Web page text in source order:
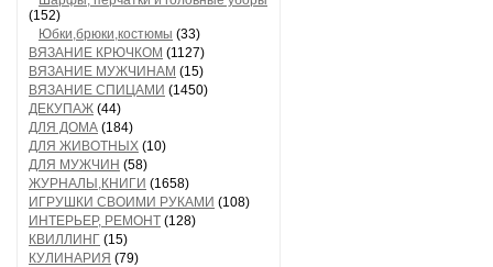
(152)
Юбки,брюки,костюмы (33)
ВЯЗАНИЕ КРЮЧКОМ (1127)
ВЯЗАНИЕ МУЖЧИНАМ (15)
ВЯЗАНИЕ СПИЦАМИ (1450)
ДЕКУПАЖ (44)
ДЛЯ ДОМА (184)
ДЛЯ ЖИВОТНЫХ (10)
ДЛЯ МУЖЧИН (58)
ЖУРНАЛЫ,КНИГИ (1658)
ИГРУШКИ СВОИМИ РУКАМИ (108)
ИНТЕРЬЕР, РЕМОНТ (128)
КВИЛЛИНГ (15)
КУЛИНАРИЯ (79)